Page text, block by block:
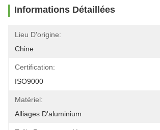
Informations Détaillées
Lieu D'origine:
Chine
Certification:
ISO9000
Matériel:
Alliages D'aluminium